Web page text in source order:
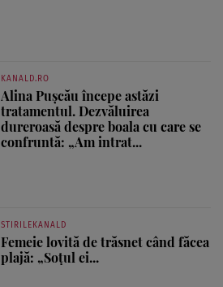
KANALD.RO
Alina Pușcău începe astăzi
tratamentul. Dezvăluirea
dureroasă despre boala cu care se
confruntă: „Am intrat...
STIRILEKANALD
Femeie lovită de trăsnet când făcea
plajă: „Soțul ei...